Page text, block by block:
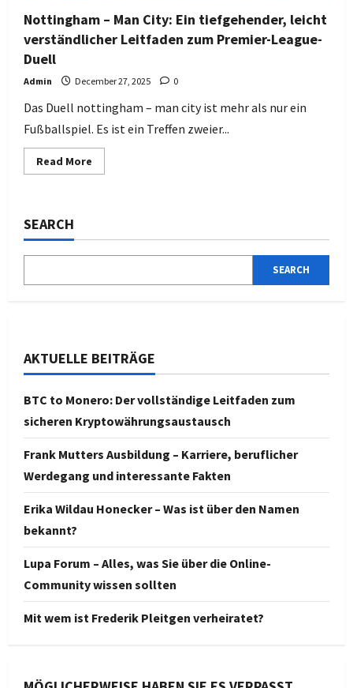
Nottingham – Man City: Ein tiefgehender, leicht
verständlicher Leitfaden zum Premier-League-
Duell
Admin December 27, 2025 0
Das Duell nottingham – man city ist mehr als nur ein
Fußballspiel. Es ist ein Treffen zweier...
Read More
more
Ein
leicht
Leitfaden
SEARCH
SEARCH
AKTUELLE BEITRÄGE
BTC to Monero: Der vollständige Leitfaden zum
sicheren Kryptowährungsaustausch
Frank Mutters Ausbildung – Karriere, beruflicher
Werdegang und interessante Fakten
Erika Wildau Honecker – Was ist über den Namen
bekannt?
Lupa Forum – Alles, was Sie über die Online-
Community wissen sollten
Mit wem ist Frederik Pleitgen verheiratet?